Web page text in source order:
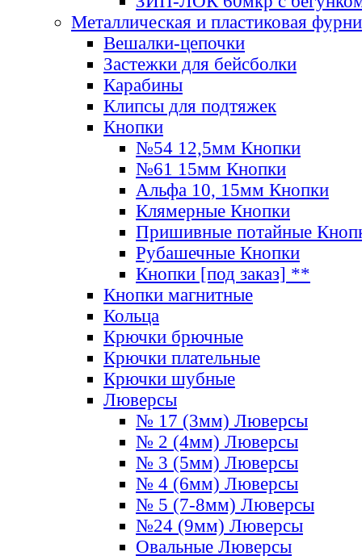
Металлическая и пластиковая
Вешалки-цепочки
Застежки для бейсболки
Карабины
Клипсы для подтяжек
Кнопки
№54 12,5мм Кнопки
№61 15мм Кнопки
Альфа 10, 15мм Кнопки
Клямерные Кнопки
Пришивные потайные
Рубашечные Кнопки
Кнопки [под заказ] **
Кнопки магнитные
Кольца
Крючки брючные
Крючки плательные
Крючки шубные
Люверсы
№ 17 (3мм) Люверсы
№ 2 (4мм) Люверсы
№ 3 (5мм) Люверсы
№ 4 (6мм) Люверсы
№ 5 (7-8мм) Люверсы
№24 (9мм) Люверсы
Овальные Люверсы